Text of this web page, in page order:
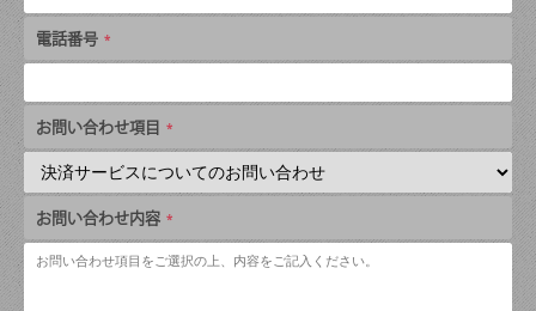
電話番号
お問い合わせ項目
お問い合わせ内容